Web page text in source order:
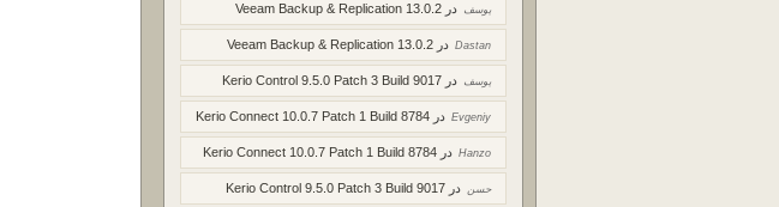
یوسف در Veeam Backup & Replication 13.0.2
Dastan در Veeam Backup & Replication 13.0.2
یوسف در Kerio Control 9.5.0 Patch 3 Build 9017
Evgeniy در Kerio Connect 10.0.7 Patch 1 Build 8784
Hanzo در Kerio Connect 10.0.7 Patch 1 Build 8784
حسن در Kerio Control 9.5.0 Patch 3 Build 9017